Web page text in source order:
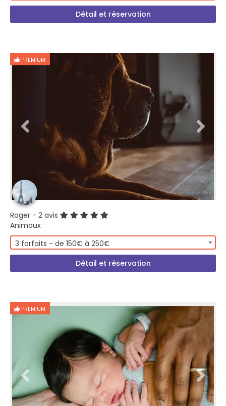
Détail et réservation
PREMIUM
Roger - 2 avis
Animaux
3 forfaits - de 150€ à 250€
Détail et réservation
PREMIUM